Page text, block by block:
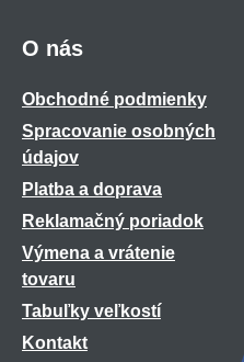
O nás
Obchodné podmienky
Spracovanie osobných
údajov
Platba a doprava
Reklamačný poriadok
Výmena a vrátenie
tovaru
Tabuľky veľkostí
Kontakt